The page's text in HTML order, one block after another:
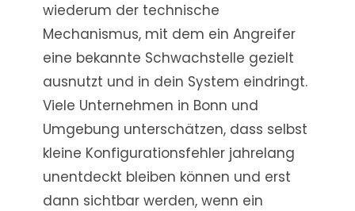
wiederum der technische
Mechanismus, mit dem ein Angreifer
eine bekannte Schwachstelle gezielt
ausnutzt und in dein System eindringt.
Viele Unternehmen in Bonn und
Umgebung unterschätzen, dass selbst
kleine Konfigurationsfehler jahrelang
unentdeckt bleiben können und erst
dann sichtbar werden, wenn ein